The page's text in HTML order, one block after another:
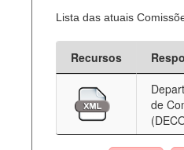
Lista das atuais
Recursos
de